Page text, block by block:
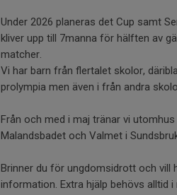
Under 2026 planeras det Cup samt
kliver upp till 7manna för hälften av
matcher.
Vi har barn från flertalet skolor,
prolympia men även i från andra
Från och med i maj tränar vi
Malandsbadet och Valmet i
Brinner du för ungdomsidrott och vill
information. Extra hjälp behövs alltid